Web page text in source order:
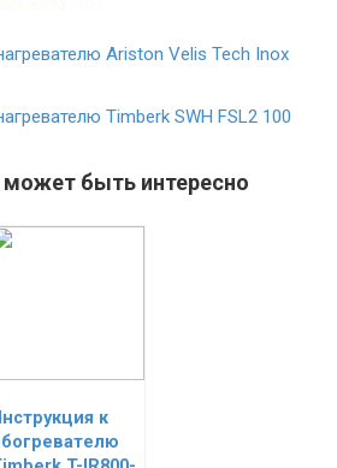
Ariston Velis Tech Inox
Timberk SWH FSL2 100
быть интересно
к